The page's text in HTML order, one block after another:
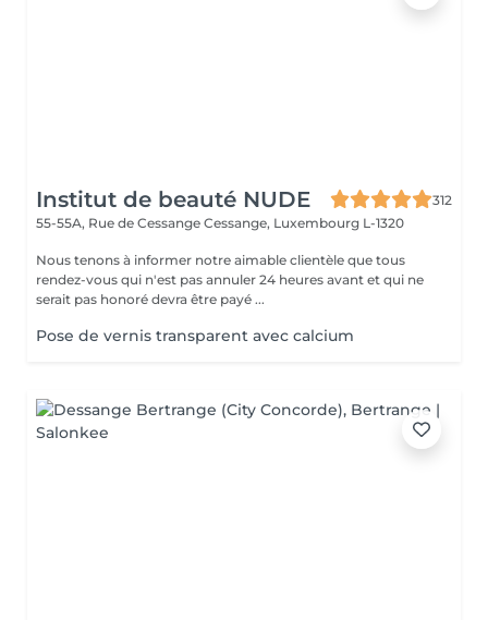
Institut de beauté NUDE
312
55-55A, Rue de Cessange Cessange, Luxembourg L-1320
Nous tenons à informer notre aimable clientèle que tous
rendez-vous qui n'est pas annuler 24 heures avant et qui ne
serait pas honoré devra être payé ...
Pose de vernis transparent avec calcium